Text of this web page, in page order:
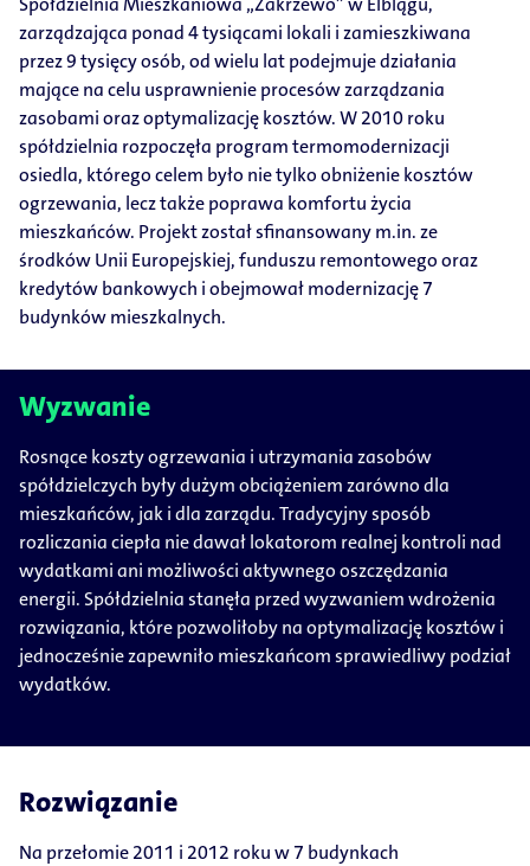
zarządzająca ponad 4 tysiącami lokali i zamieszkiwana
przez 9 tysięcy osób, od wielu lat podejmuje działania
mające na celu usprawnienie procesów zarządzania
zasobami oraz optymalizację kosztów. W 2010 roku
spółdzielnia rozpoczęła program termomodernizacji
osiedla, którego celem było nie tylko obniżenie kosztów
ogrzewania, lecz także poprawa komfortu życia
mieszkańców. Projekt został sfinansowany m.in. ze
środków Unii Europejskiej, funduszu remontowego oraz
kredytów bankowych i obejmował modernizację 7
budynków mieszkalnych.
Wyzwanie
Rosnące koszty ogrzewania i utrzymania zasobów
spółdzielczych były dużym obciążeniem zarówno dla
mieszkańców, jak i dla zarządu. Tradycyjny sposób
rozliczania ciepła nie dawał lokatorom realnej kontroli nad
wydatkami ani możliwości aktywnego oszczędzania
energii. Spółdzielnia stanęła przed wyzwaniem wdrożenia
rozwiązania, które pozwoliłoby na optymalizację kosztów i
jednocześnie zapewniło mieszkańcom sprawiedliwy podział
wydatków.
Rozwiązanie
Na przełomie 2011 i 2012 roku w 7 budynkach